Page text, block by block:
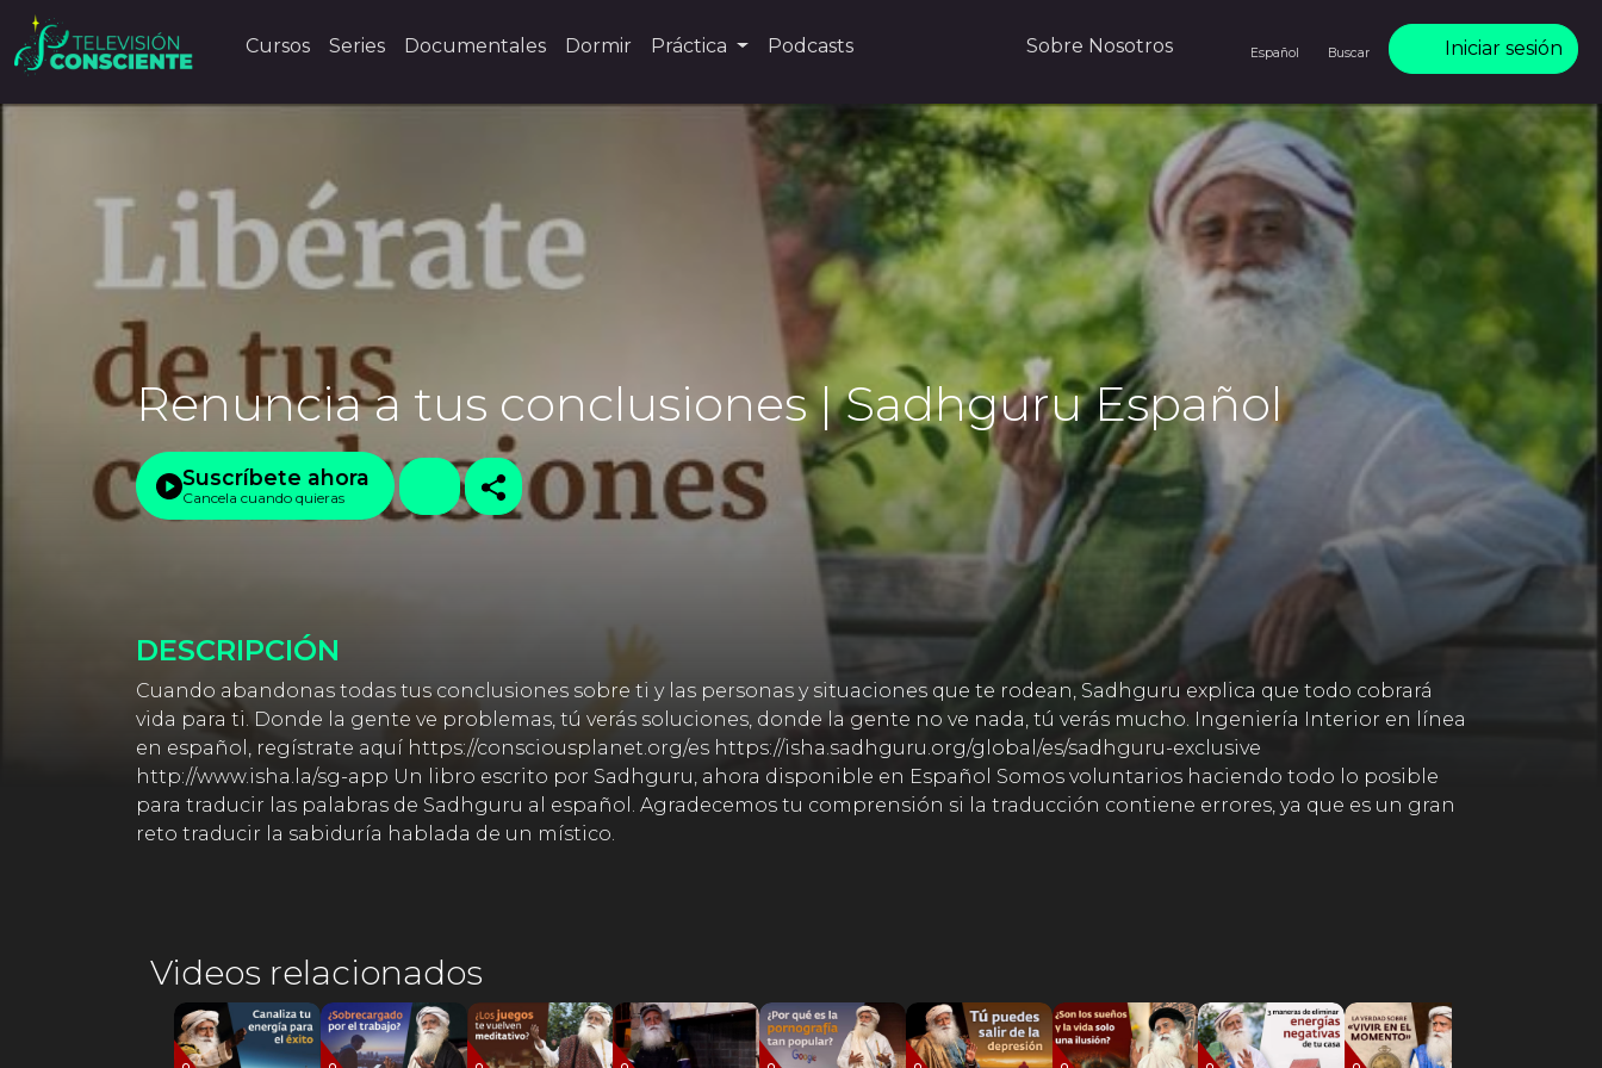
Cursos Series Documentales Dormir Práctica Podcasts Sobre Nosotros Español Buscar Iniciar sesión
Renuncia a tus conclusiones | Sadhguru Español
Suscríbete ahora
Cancela cuando quieras
DESCRIPCIÓN
Cuando abandonas todas tus conclusiones sobre ti y las personas y situaciones que te rodean, Sadhguru explica que todo cobrará
vida para ti. Donde la gente ve problemas, tú verás soluciones, donde la gente no ve nada, tú verás mucho. Ingeniería Interior en línea
en español, regístrate aquí https://consciousplanet.org/es https://isha.sadhguru.org/global/es/sadhguru-exclusive
http://www.isha.la/sg-app Un libro escrito por Sadhguru, ahora disponible en Español Somos voluntarios haciendo todo lo posible
para traducir las palabras de Sadhguru al español. Agradecemos tu comprensión si la traducción contiene errores, ya que es un gran
reto traducir la sabiduría hablada de un místico.
Videos relacionados